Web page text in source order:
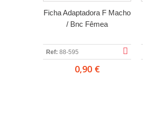
Ficha Adaptadora F Macho
/ Bnc Fêmea
Ref: 88-595
0,90 €